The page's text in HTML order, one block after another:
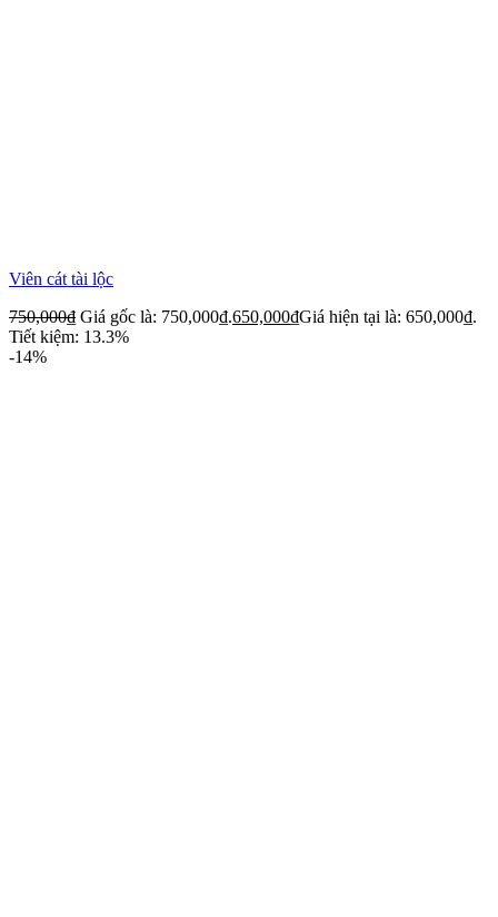
Viên cát tài lộc
750,000₫ Giá gốc là: 750,000₫.650,000₫Giá hiện tại là: 650,000₫.
Tiết kiệm: 13.3%
-14%